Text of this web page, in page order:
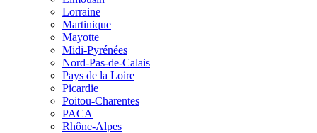
Lorraine
Martinique
Mayotte
Midi-Pyrénées
Nord-Pas-de-Calais
Pays de la Loire
Picardie
Poitou-Charentes
PACA
Rhône-Alpes